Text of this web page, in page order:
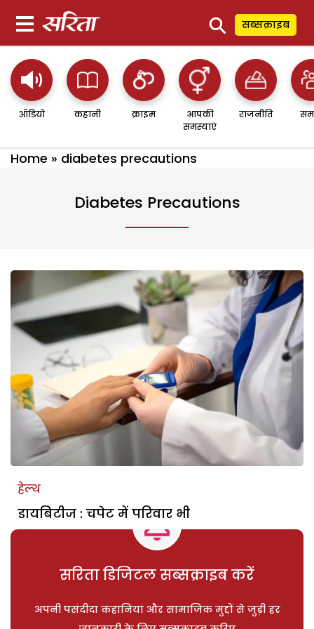
⚲ सब्सक्राइब
ऑडियो कहानी क्राइम
आपकी
समस्याएं
राजनीति
Home » diabetes precautions
Diabetes Precautions
हेल्थ
डायबिटीज : चपेट में परिवार भी
सरिता डिजिटल सब्सक्राइब करें
अपनी पसंदीदा कहानियां और सामाजिक मुद्दों से जुड़ी हर